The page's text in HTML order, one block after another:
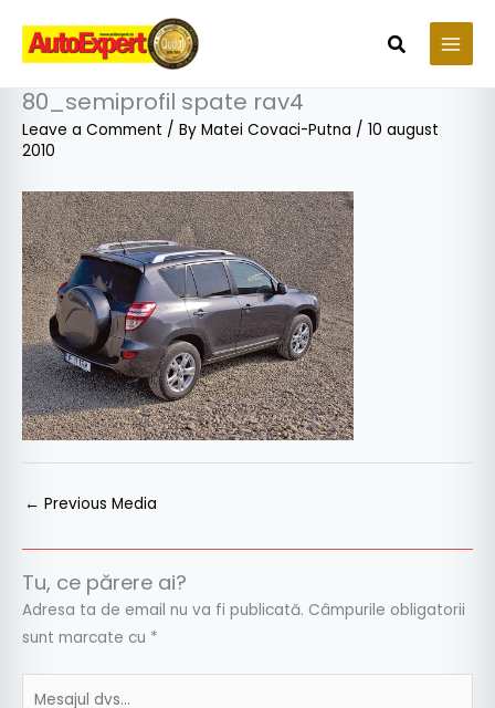
content
Search
80_semiprofil spate rav4
Leave a Comment / By Matei Covaci-Putna / 10 august
2010
← Previous Media
Tu, ce părere ai?
Adresa ta de email nu va fi publicată. Câmpurile obligatorii
sunt marcate cu *